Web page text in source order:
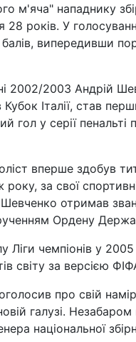
м'яча" нападнику
років. У
випередивши
2002/2003 Андрій
Італії, став
гол у серії
вперше здобув
за свої
отримав
Ордену
Ліги чемпіонів у
світу за версією
про свій
галузі.
національної